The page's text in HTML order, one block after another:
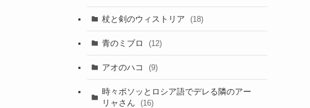
杖と剣のウィストリア (18)
青のミブロ (12)
アオのハコ (9)
時々ボソッとロシア語でデレる隣のアー
リャさん
(16)